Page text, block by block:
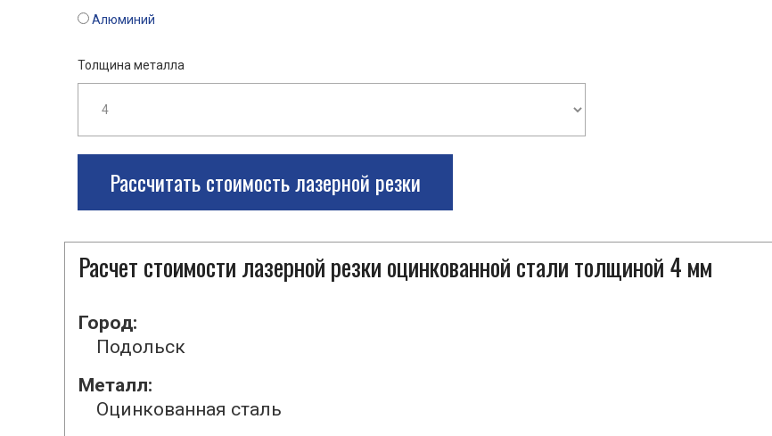
Алюминий
Толщина металла
Рассчитать стоимость лазерной резки
Расчет стоимости лазерной резки оцинкованной стали толщиной 4 мм
Город:
Подольск
Металл:
Оцинкованная сталь